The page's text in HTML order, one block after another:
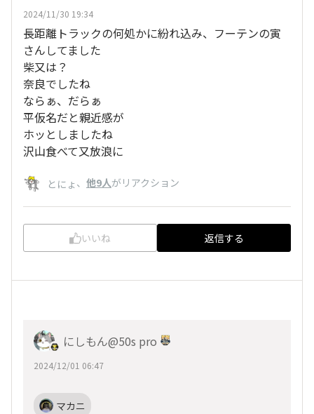
2024/11/30 19:34
長距離トラックの何処かに紛れ込み、フーテンの寅
さんしてました
柴又は？
奈良でしたね
ならぁ、だらぁ
平仮名だと親近感が
ホッとしましたね
沢山食べて又放浪に
とにょ、 他9人がリアクション
いいね 返信する
にしもん@50s pro
2024/12/01 06:47
マカニ